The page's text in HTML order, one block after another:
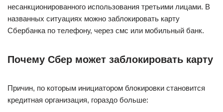
несанкционированного использования третьими лицами. В
названных ситуациях можно заблокировать карту
Сбербанка по телефону, через смс или мобильный банк.
Почему Сбер может заблокировать карту
Причин, по которым инициатором блокировки становится
кредитная организация, гораздо больше: